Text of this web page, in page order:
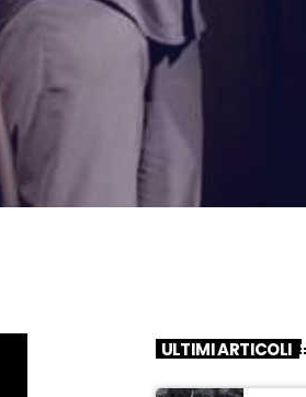
ULTIMI ARTICOLI